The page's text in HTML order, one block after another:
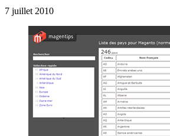
7 juillet 2010